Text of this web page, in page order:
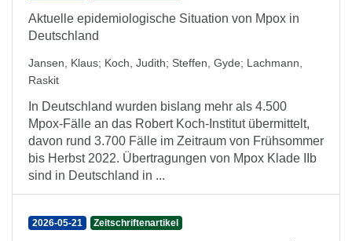
Aktuelle epidemiologische Situation von Mpox in
Deutschland
Jansen, Klaus; Koch, Judith; Steffen, Gyde; Lachmann,
Raskit
In Deutschland wurden bislang mehr als 4.500
Mpox-Fälle an das Robert Koch-Institut übermittelt,
davon rund 3.700 Fälle im Zeitraum von Frühsommer
bis Herbst 2022. Übertragungen von Mpox Klade IIb
sind in Deutschland in ...
2026-05-21 Zeitschriftenartikel